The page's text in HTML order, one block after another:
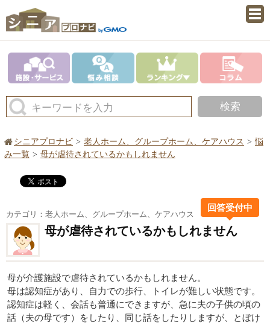
キーワードを入力 検索
シニアプロナビ 老人ホーム、グループホーム、ケアハウス
悩
み一覧
母が虐待されているかもしれません
カテゴリ：老人ホーム、グループホーム、ケアハウス
回答受付中
母が虐待されているかもしれません
母が介護施設で虐待されているかもしれません。
母は認知症があり、自力での歩行、トイレが難しい状態です。
認知症は軽く、会話も普通にできますが、急に夫の子供の頃の
話（夫の母です）をしたり、同じ話をしたりしますが、とぼけ